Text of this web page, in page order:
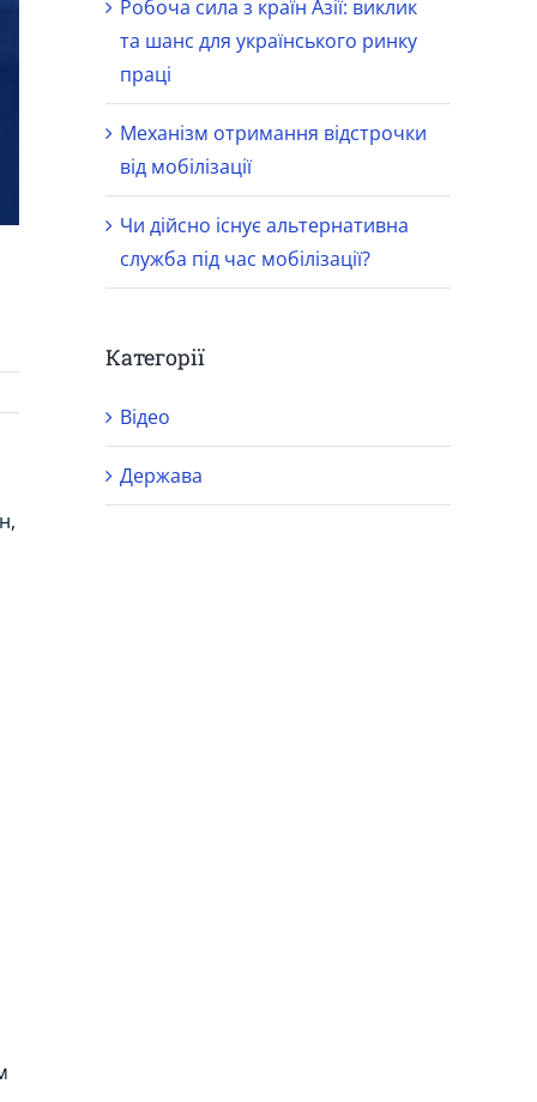
Робоча сила з країн Азії: виклик
та шанс для українського ринку
праці
Механізм отримання відстрочки
від мобілізації
Чи дійсно існує альтернативна
служба під час мобілізації?
Категорії
Відео
Держава